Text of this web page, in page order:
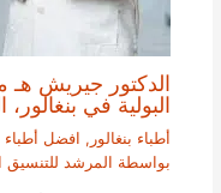
الدكتور جيريش هـ
البولية في بنغالور،
أطباء بنغالور , افضل أطباء
بواسطة المرشد للتنسيق